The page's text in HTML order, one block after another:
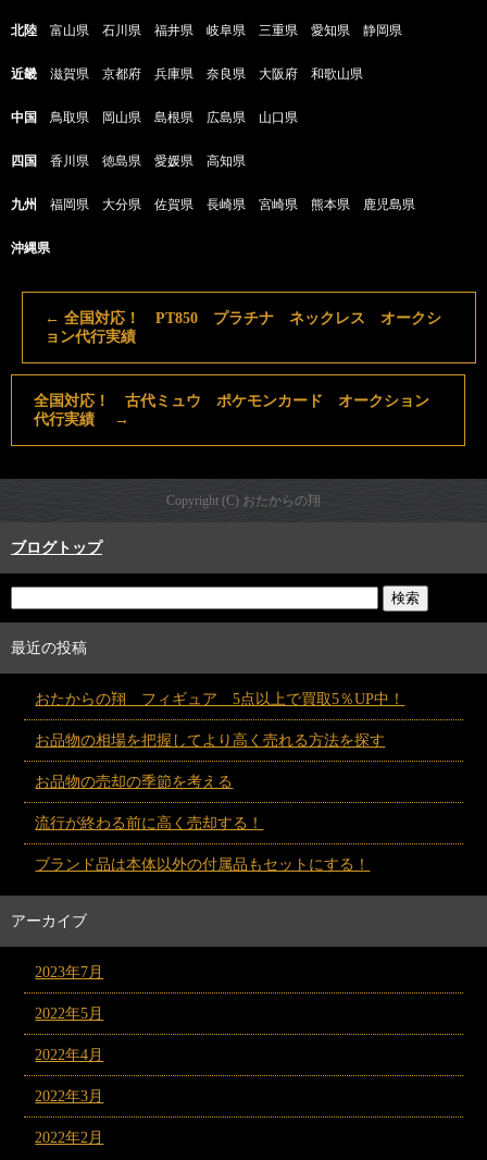
北陸 富山県 石川県 福井県 岐阜県 三重県 愛知県 静岡県
近畿 滋賀県 京都府 兵庫県 奈良県 大阪府 和歌山県
中国 鳥取県 岡山県 島根県 広島県 山口県
四国 香川県 徳島県 愛媛県 高知県
九州 福岡県 大分県 佐賀県 長崎県 宮崎県 熊本県 鹿児島県
沖縄県
← 全国対応！ PT850 プラチナ ネックレス オークシ
ョン代行実績
全国対応！ 古代ミュウ ポケモンカード オークション
代行実績
→
Copyright (C) おたからの翔
ブログトップ
最近の投稿
おたからの翔 フィギュア 5点以上で買取5％UP中！
お品物の相場を把握してより高く売れる方法を探す
お品物の売却の季節を考える
流行が終わる前に高く売却する！
ブランド品は本体以外の付属品もセットにする！
アーカイブ
2023年7月
2022年5月
2022年4月
2022年3月
2022年2月